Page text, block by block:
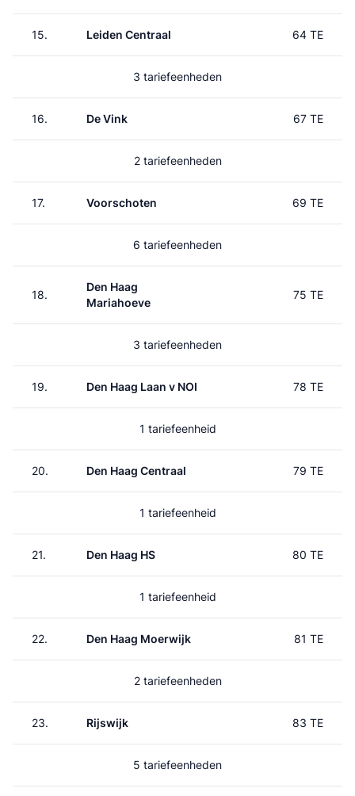
15. Leiden Centraal 64 TE
3 tariefeenheden
16. De Vink 67 TE
2 tariefeenheden
17. Voorschoten 69 TE
6 tariefeenheden
18.
Den Haag
Mariahoeve
75 TE
3 tariefeenheden
19. Den Haag Laan v NOI 78 TE
1 tariefeenheid
20. Den Haag Centraal 79 TE
1 tariefeenheid
21. Den Haag HS 80 TE
1 tariefeenheid
22. Den Haag Moerwijk 81 TE
2 tariefeenheden
23. Rijswijk 83 TE
5 tariefeenheden